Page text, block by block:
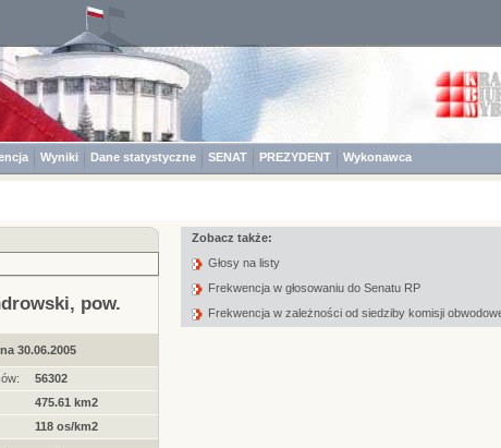
Wyniki Dane statystyczne SENAT PREZYDENT Wykonawca
pow.
30.06.2005
56302
475.61 km2
118 os/km2
Zobacz także:
Głosy na listy
Frekwencja w głosowaniu do Senatu RP
Frekwencja w zależności od siedziby komisji